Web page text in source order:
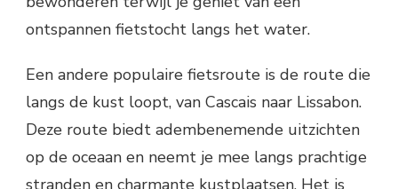
ontspannen fietstocht langs het water.
Een andere populaire fietsroute is de route die
langs de kust loopt, van Cascais naar Lissabon.
Deze route biedt adembenemende uitzichten
op de oceaan en neemt je mee langs prachtige
stranden en charmante kustplaatsen. Het is